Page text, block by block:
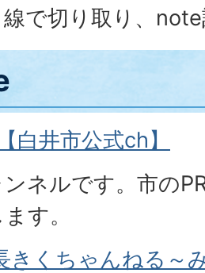
線で切り取り、
白井市公式ch】
ネルです。市の
す。
きくちゃんねる～